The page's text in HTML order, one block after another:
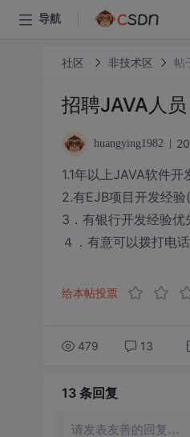
导航
社区 非技术区 帖
招聘JAVA人员
huangying1982
1.1年以上JAVA软件开
2.有EJB项目开发经
3．有银行开发经验优
４．有意可以拨打电
给本帖投票
479 13
13 条回复
请发表友善的回复…